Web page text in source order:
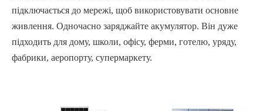
підключається до мережі, щоб використовувати основне
живлення. Одночасно заряджайте акумулятор. Він дуже
підходить для дому, школи, офісу, ферми, готелю, уряду,
фабрики, аеропорту, супермаркету.